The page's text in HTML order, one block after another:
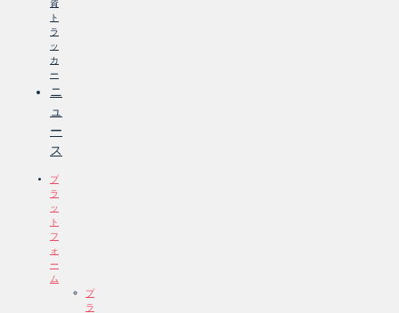
資
ト
ラ
ッ
カ
ー
ニ
ュ
ー
ス
プ
ラ
ッ
ト
フ
ォ
ー
ム
プ
ラ